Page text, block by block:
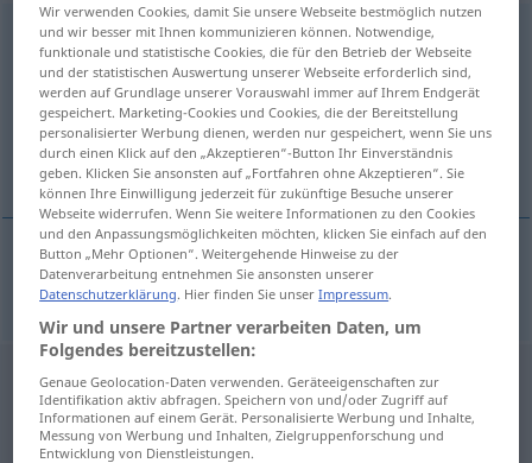
samecm <-mc->sameček<-čk->m
Übersicht aller Übersetzungen
(Für mehr Details die Übersetzung anklicken/antippen)
Männchen
Männchenn samec ZOOL
Wir verwenden Cookies, damit Sie unsere Webseite bestmöglich nutzen
und wir besser mit Ihnen kommunizieren können. Notwendige,
funktionale und statistische Cookies, die für den Betrieb der Webseite
und der statistischen Auswertung unserer Webseite erforderlich sind,
werden auf Grundlage unserer Vorauswahl immer auf Ihrem Endgerät
gespeichert. Marketing-Cookies und Cookies, die der Bereitstellung
personalisierter Werbung dienen, werden nur gespeichert, wenn Sie uns
durch einen Klick auf den „Akzeptieren“-Button Ihr Einverständnis
geben. Klicken Sie ansonsten auf „Fortfahren ohne Akzeptieren“. Sie
können Ihre Einwilligung jederzeit für zukünftige Besuche unserer
Webseite widerrufen. Wenn Sie weitere Informationen zu den Cookies
und den Anpassungsmöglichkeiten möchten, klicken Sie einfach auf den
Button „Mehr Optionen“. Weitergehende Hinweise zu der
Datenverarbeitung entnehmen Sie ansonsten unserer
Datenschutzerklärung. Hier finden Sie unserImpressum.
Wir und unsere Partner verarbeiten Daten, um
Folgendes bereitzustellen:
Genaue Geolocation-Daten verwenden. Geräteeigenschaften zur
Identifikation aktiv abfragen. Speichern von und/oder Zugriff auf
Informationen auf einem Gerät. Personalisierte Werbung und Inhalte,
Messung von Werbung und Inhalten, Zielgruppenforschung und
Entwicklung von Dienstleistungen.